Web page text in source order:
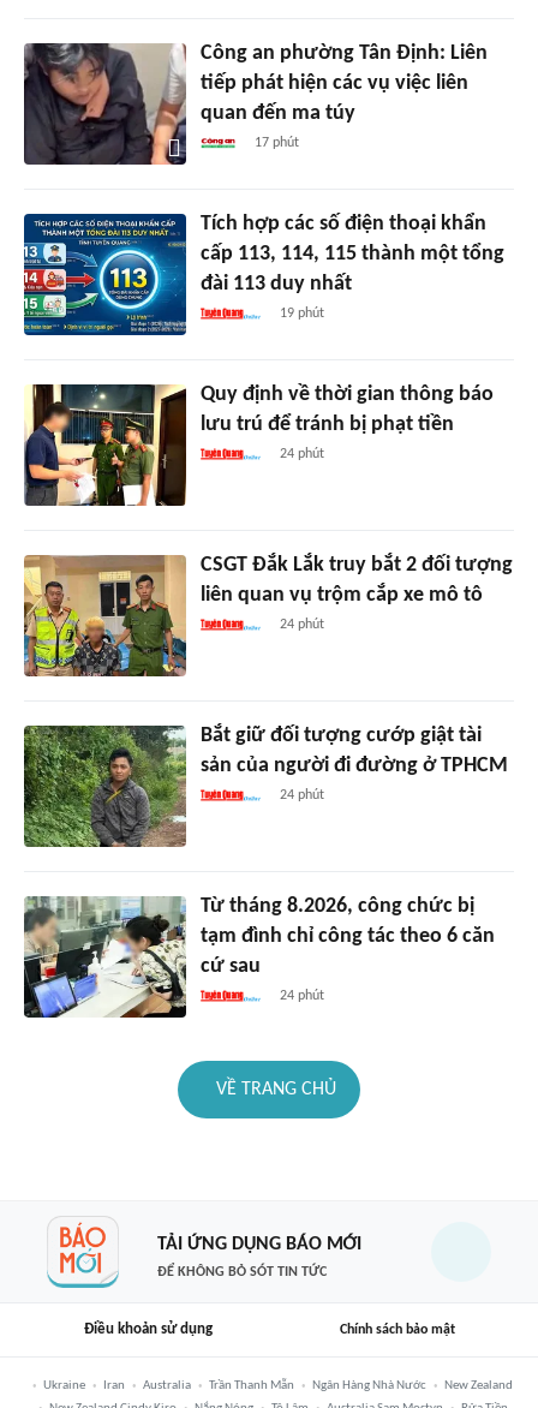
Công an phường Tân Định: Liên
tiếp phát hiện các vụ việc liên
quan đến ma túy
17 phút
Tích hợp các số điện thoại khẩn
cấp 113, 114, 115 thành một tổng
đài 113 duy nhất
19 phút
Quy định về thời gian thông báo
lưu trú để tránh bị phạt tiền
24 phút
CSGT Đắk Lắk truy bắt 2 đối tượng
liên quan vụ trộm cắp xe mô tô
24 phút
Bắt giữ đối tượng cướp giật tài
sản của người đi đường ở TPHCM
24 phút
Từ tháng 8.2026, công chức bị
tạm đình chỉ công tác theo 6 căn
cứ sau
24 phút
VỀ TRANG CHỦ
TẢI ỨNG DỤNG BÁO MỚI
ĐỂ KHÔNG BỎ SÓT TIN TỨC
Điều khoản sử dụng Chính sách bảo mật
Ukraine Iran Australia Trần Thanh Mẫn Ngân Hàng Nhà Nước
New Zealand